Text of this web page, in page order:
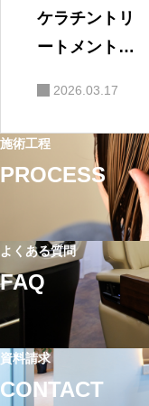
ケラチントリ
ートメントは
師が解説
2026.03.17
施術工程
PROCESS
よくある質問
FAQ
資料請求
CONTACT